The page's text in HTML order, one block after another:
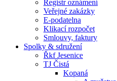
Registr oznámení
Veřejné zakázky
E-podatelna
Klikací rozpočet
Smlouvy, faktury
Spolky & sdružení
Řkf Jesenice
TJ Čistá
Kopaná